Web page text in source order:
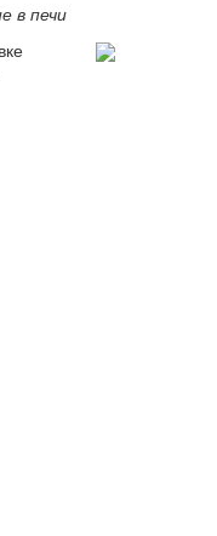
в печи